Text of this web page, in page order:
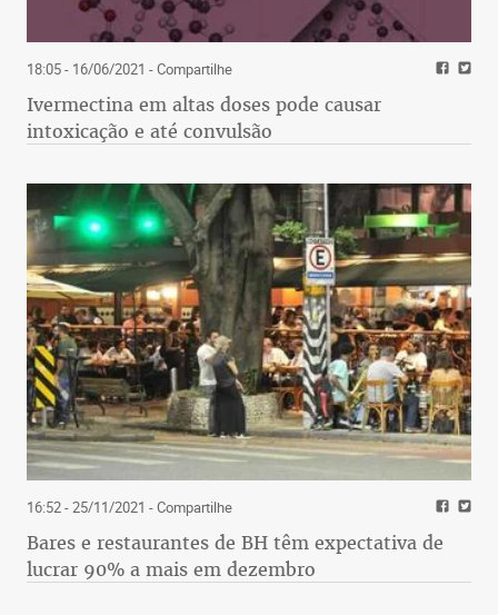
18:05 - 16/06/2021 - Compartilhe
Ivermectina em altas doses pode causar
intoxicação e até convulsão
16:52 - 25/11/2021 - Compartilhe
Bares e restaurantes de BH têm expectativa de
lucrar 90% a mais em dezembro